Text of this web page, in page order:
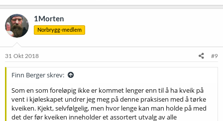
1Morten
Norbrygg-medlem
31 Okt 2018 #9
Finn Berger skrev:
Som en som foreløpig ikke er kommet lenger enn til å ha kveik på
vent i kjøleskapet undrer jeg meg på denne praksisen med å tørke
kveiken. Kjekt, selvfølgelig, men hvor lenge kan man holde på med
det der før kveiken inneholder et assortert utvalg av alle